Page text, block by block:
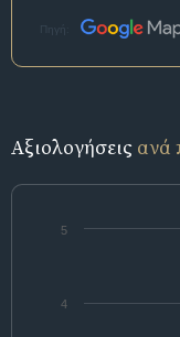
Πηγή:
Αξιολογήσεις ανά
4
5